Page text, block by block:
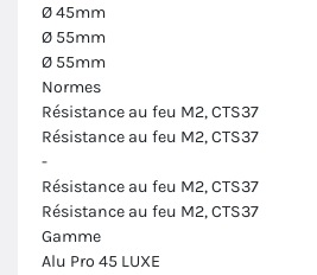
Ø 45mm
Ø 55mm
Ø 55mm
Normes
Résistance au feu M2, CTS37
Résistance au feu M2, CTS37
-
Résistance au feu M2, CTS37
Résistance au feu M2, CTS37
Gamme
Alu Pro 45 LUXE